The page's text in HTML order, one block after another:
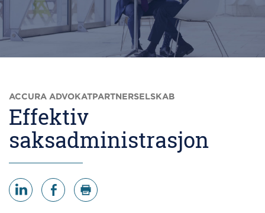
ACCURA ADVOKATPARTNERSELSKAB
Effektiv
saksadministrasjon